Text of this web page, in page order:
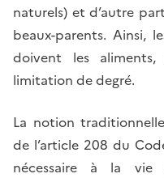
naturels) et d’autre
beaux-parents. Ainsi,
doivent les
limitation de degré.
La notion
de l’article 208 du
nécessaire à la vie